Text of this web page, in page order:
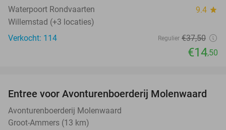
Waterpoort Rondvaarten 9.4 star
Willemstad (+3 locaties)
Verkocht: 114
Regulier €37,50
€14,50
27%
Entree voor Avonturenboerderij Molenwaard
Avonturenboerderij Molenwaard
Groot-Ammers (13 km)